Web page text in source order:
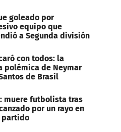
goleado por
equipo que
a Segunda división
con todos: la
polémica de Neymar
de Brasil
muere futbolista tras
por un rayo en
partido